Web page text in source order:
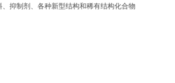
抑制剂、各种新型结构和稀有结构化合物